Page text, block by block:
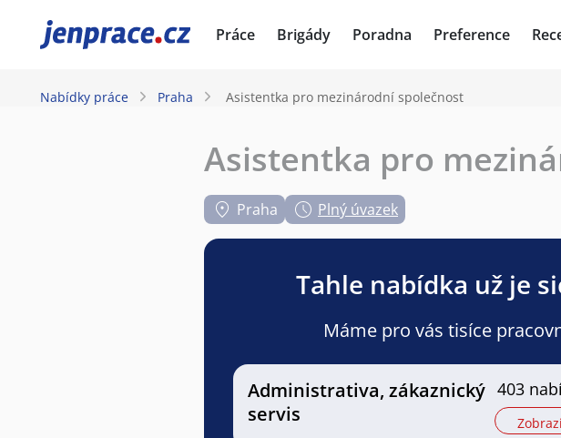
JenPráce.cz Práce Brigády Poradna Preference
Nabídky práce Praha Asistentka pro mezinárodní společnost
Asistentka pro
Praha Plný úvazek
Tahle nabídka už je
Máme pro vás tisíce
Administrativa, zákaznický
servis
403